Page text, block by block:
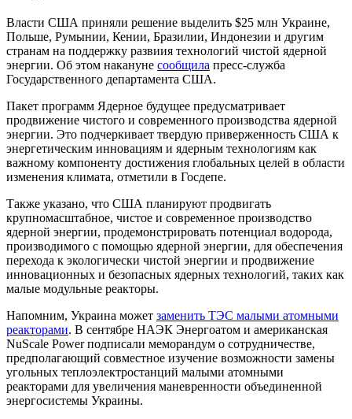
Власти США приняли решение выделить $25 млн Украине,
Польше, Румынии, Кении, Бразилии, Индонезии и другим
странам на поддержку развиия технологий чистой ядерной
энергии. Об этом накануне сообщила пресс-служба
Государственного департамента США.
Пакет программ Ядерное будущее предусматривает
продвижение чистого и современного производства ядерной
энергии. Это подчеркивает твердую приверженность США к
энергетическим инновациям и ядерным технологиям как
важному компоненту достижения глобальных целей в области
изменения климата, отметили в Госдепе.
Также указано, что США планируют продвигать
крупномасштабное, чистое и современное производство
ядерной энергии, продемонстрировать потенциал водорода,
производимого с помощью ядерной энергии, для обеспечения
перехода к экологически чистой энергии и продвижение
инновационных и безопасных ядерных технологий, таких как
малые модульные реакторы.
Напомним, Украина может заменить ТЭС малыми атомными
реакторами. В сентябре НАЭК Энергоатом и американская
NuScale Power подписали меморандум о сотрудничестве,
предполагающий совместное изучение возможности замены
угольных теплоэлектростанций малыми атомными
реакторами для увеличения маневренности объединенной
энергосистемы Украины.